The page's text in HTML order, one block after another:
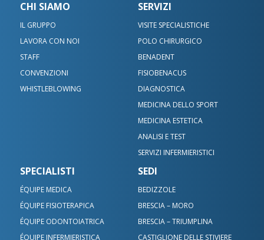
CHI SIAMO
IL GRUPPO
LAVORA CON NOI
STAFF
CONVENZIONI
WHISTLEBLOWING
SERVIZI
VISITE SPECIALISTICHE
POLO CHIRURGICO
BENADENT
FISIOBENACUS
DIAGNOSTICA
MEDICINA DELLO SPORT
MEDICINA ESTETICA
ANALISI E TEST
SERVIZI INFERMIERISTICI
SPECIALISTI
ÉQUIPE MEDICA
ÉQUIPE FISIOTERAPICA
ÉQUIPE ODONTOIATRICA
ÉQUIPE INFERMIERISTICA
SEDI
BEDIZZOLE
BRESCIA – MORO
BRESCIA – TRIUMPLINA
CASTIGLIONE DELLE STIVIERE